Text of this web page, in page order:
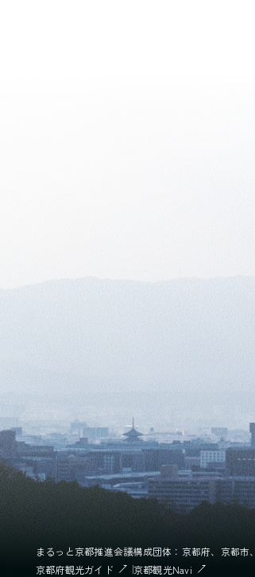
まるっと京都推進会議構成団体：京都府、京都市
京都府観光ガイド
京都観光Navi